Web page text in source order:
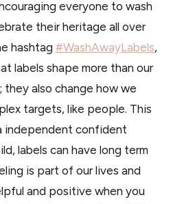
everyone to wash
their heritage all over
hashtag #WashAwayLabels,
labels shape more than our
also change how we
targets, like people. This
independent confident
labels can have long term
is part of our lives and
and positive when you